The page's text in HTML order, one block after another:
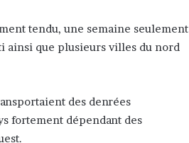
tendu, une semaine seulement
ainsi que plusieurs villes du nord
des denrées
fortement dépendant des